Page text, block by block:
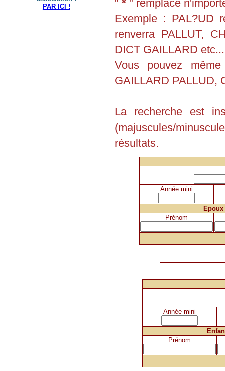
PAR ICI !
" * " remplace
Exemple : PAL?UD
renverra PALLUT,
DICT GAILLARD etc...
Vous pouvez
GAILLARD PALLUD,
La recherche est
(majuscules/
résultats.
Année mini
Epoux
Prénom
Année mini
Prénom